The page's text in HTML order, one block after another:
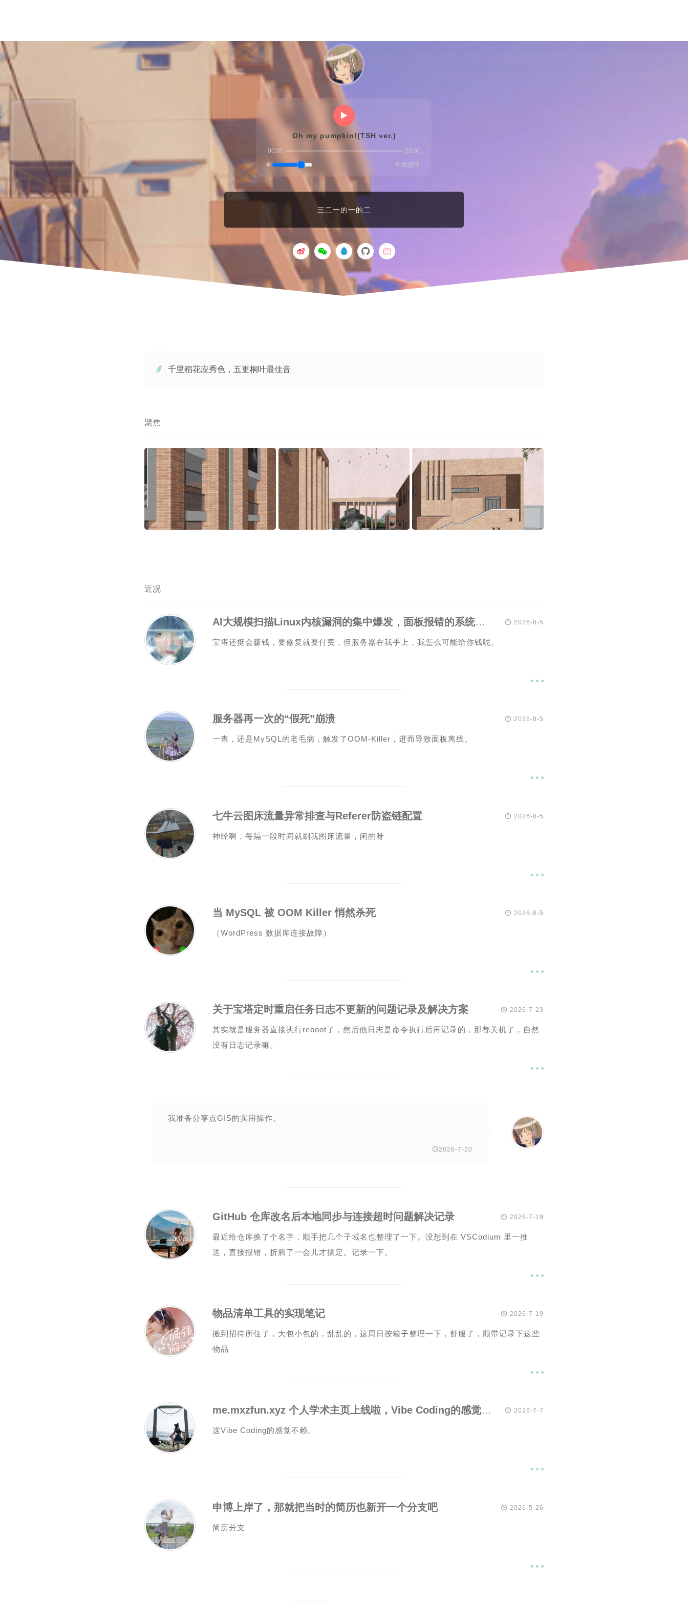
▶️
Oh my pumpkin!(TSH ver.)
00:00
05:00
🔊
单曲循环
三二一的一的二
 千里稻花应秀色，五更桐叶最佳音
聚焦
近况
AI大规模扫描Linux内核漏洞的集中爆发，面板报错的系统漏洞看的我心烦  2026-8-5
宝塔还挺会赚钱，要修复就要付费，但服务器在我手上，我怎么可能给你钱呢。

服务器再一次的“假死”崩溃  2026-8-5
一查，还是MySQL的老毛病，触发了OOM-Killer，进而导致面板离线。

七牛云图床流量异常排查与Referer防盗链配置  2026-8-5
神经啊，每隔一段时间就刷我图床流量，闲的呀

当 MySQL 被 OOM Killer 悄然杀死  2026-8-5
（WordPress 数据库连接故障）

关于宝塔定时重启任务日志不更新的问题记录及解决方案  2026-7-23
其实就是服务器直接执行reboot了，然后他日志是命令执行后再记录的，那都关机了，自然
没有日志记录嘛。

我准备分享点GIS的实用操作。
2026-7-20
GitHub 仓库改名后本地同步与连接超时问题解决记录  2026-7-19
最近给仓库换了个名字，顺手把几个子域名也整理了一下。没想到在 VSCodium 里一推
送，直接报错，折腾了一会儿才搞定。记录一下。

物品清单工具的实现笔记  2026-7-19
搬到招待所住了，大包小包的，乱乱的，这周日按箱子整理一下，舒服了，顺带记录下这些
物品

me.mxzfun.xyz 个人学术主页上线啦，Vibe Coding的感觉不赖  2026-7-7
这Vibe Coding的感觉不赖。

申博上岸了，那就把当时的简历也新开一个分支吧  2026-5-26
简历分支
